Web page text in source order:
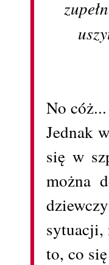
No
Jednak
się w
można
sytuacji,
to, co